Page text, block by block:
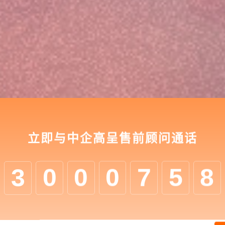
立即与中企高呈售前顾问通话
3 0 0 0 7 5 8